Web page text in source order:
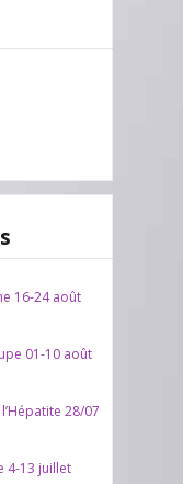
16-24 août
01-10 août
28/07
4-13 juillet